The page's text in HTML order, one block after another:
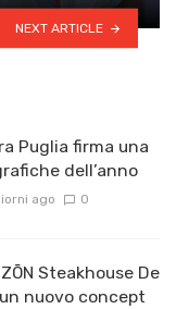
NEXT ARTICLE
Puglia firma una
dell’anno
ago 0
Steakhouse De
nuovo concept